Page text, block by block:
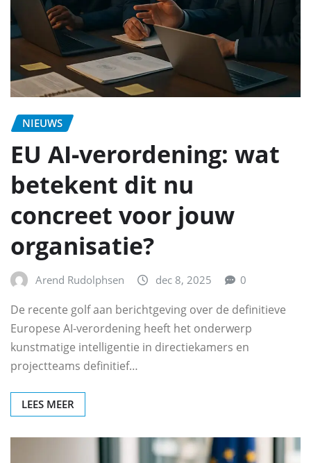
NIEUWS
EU AI‑verordening: wat
betekent dit nu
concreet voor jouw
organisatie?
Arend Rudolphsen dec 8, 2025 0
De recente golf aan berichtgeving over de definitieve
Europese AI‑verordening heeft het onderwerp
kunstmatige intelligentie in directiekamers en
projectteams definitief…
LEES MEER